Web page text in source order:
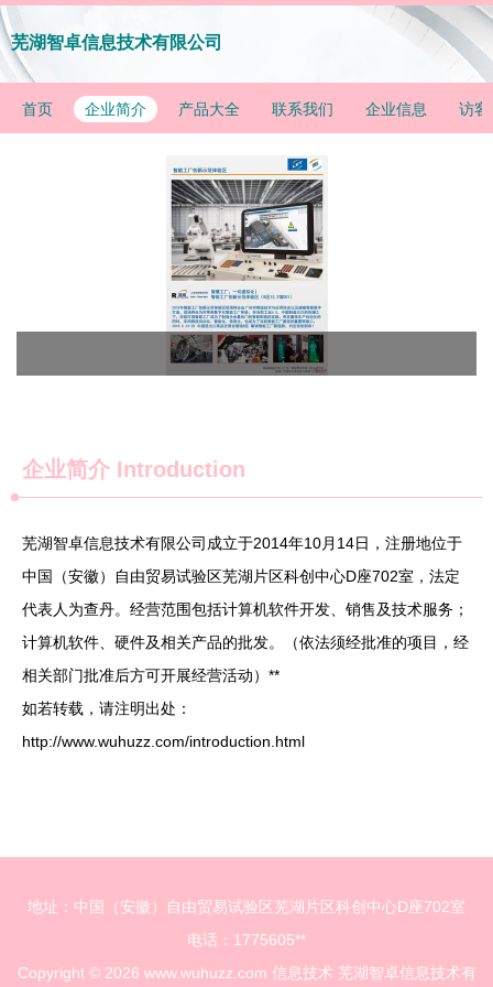
芜湖智卓信息技术有限公司
首页 企业简介 产品大全 联系我们 企业信息 访客
企业简介 Introduction
芜湖智卓信息技术有限公司成立于2014年10月14日，注册地位于
中国（安徽）自由贸易试验区芜湖片区科创中心D座702室，法定
代表人为查丹。经营范围包括计算机软件开发、销售及技术服务；
计算机软件、硬件及相关产品的批发。（依法须经批准的项目，经
相关部门批准后方可开展经营活动）**
如若转载，请注明出处：
http://www.wuhuzz.com/introduction.html
地址：中国（安徽）自由贸易试验区芜湖片区科创中心D座702室
电话：1775605**
Copyright © 2026 www.wuhuzz.com 信息技术 芜湖智卓信息技术有